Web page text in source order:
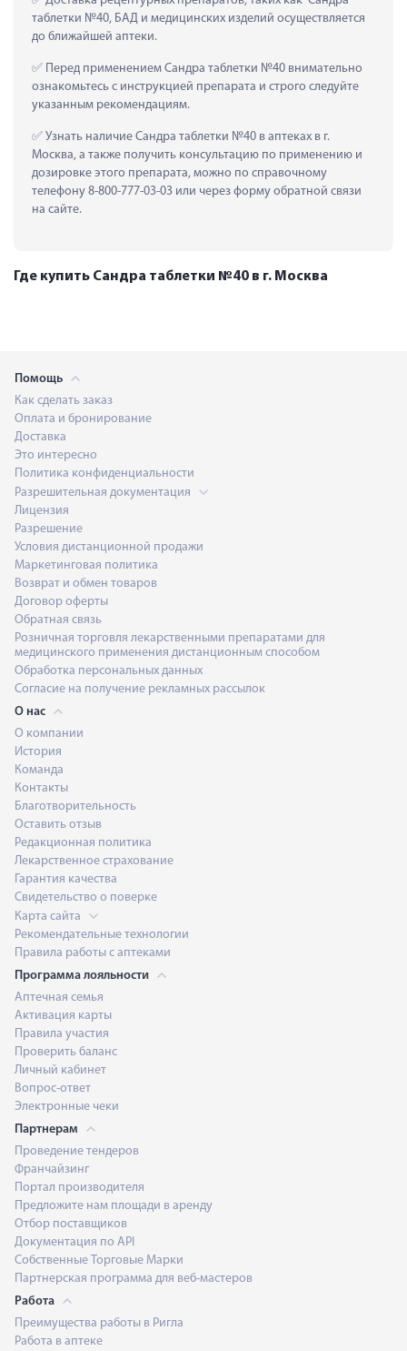
таблетки №40, БАД и медицинских изделий осуществляется
до ближайшей аптеки.
Перед применением Сандра таблетки №40 внимательно
ознакомьтесь с инструкцией препарата и строго следуйте
указанным рекомендациям.
Узнать наличие Сандра таблетки №40 в аптеках в г.
Москва, а также получить консультацию по применению и
дозировке этого препарата, можно по справочному
телефону 8-800-777-03-03 или через форму обратной связи
на сайте.
Где купить Сандра таблетки №40 в г. Москва
Помощь
Как сделать заказ
Оплата и бронирование
Доставка
Это интересно
Политика конфиденциальности
Разрешительная документация
Лицензия
Разрешение
Условия дистанционной продажи
Маркетинговая политика
Возврат и обмен товаров
Договор оферты
Обратная связь
Розничная торговля лекарственными препаратами для
медицинского применения дистанционным способом
Обработка персональных данных
Согласие на получение рекламных рассылок
О нас
О компании
История
Команда
Контакты
Благотворительность
Оставить отзыв
Редакционная политика
Лекарственное страхование
Гарантия качества
Свидетельство о поверке
Карта сайта
Рекомендательные технологии
Правила работы с аптеками
Программа лояльности
Аптечная семья
Активация карты
Правила участия
Проверить баланс
Личный кабинет
Вопрос-ответ
Электронные чеки
Партнерам
Проведение тендеров
Франчайзинг
Портал производителя
Предложите нам площади в аренду
Отбор поставщиков
Документация по API
Собственные Торговые Марки
Партнерская программа для веб-мастеров
Работа
Преимущества работы в Ригла
Работа в аптеке